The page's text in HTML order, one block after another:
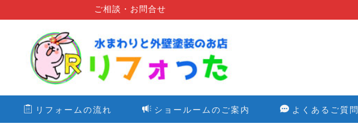
ご相談・お問合せ
リフォームの流れ ショールームのご案内 よくあるご質問